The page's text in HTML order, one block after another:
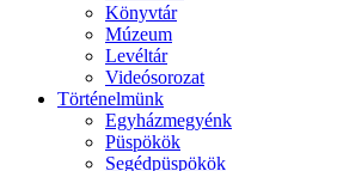
Könyvtár
Múzeum
Levéltár
Videósorozat
Történelmünk
Egyházmegyénk
Püspökök
Segédpüspökök